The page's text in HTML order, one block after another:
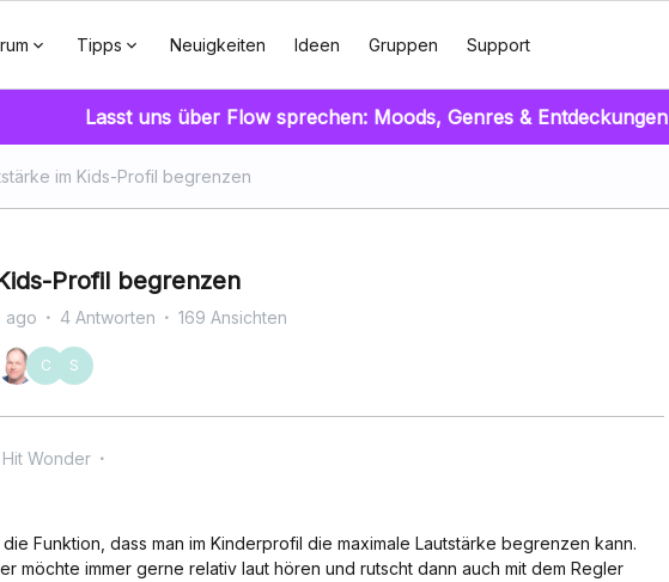
Tipps Neuigkeiten Ideen Gruppen Support
Lasst uns über Flow sprechen: Moods, Genres & Entdeckungen
im Kids-Profil begrenzen
Profil begrenzen
ago 4 Antworten 169 Ansichten
C S
Wonder
Funktion, dass man im Kinderprofil die maximale Lautstärke begrenzen kann.
möchte immer gerne relativ laut hören und rutscht dann auch mit dem Regler